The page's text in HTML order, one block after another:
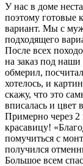
У нас в доме
поэтому готовые
вариант. Мы с
подходящего
После всех
на заказ под
обмерил,
хотелось, и
скажу, что это
вписалась и цвет
Примерно через
красавицу!
помучиться с
получился
Большое всем